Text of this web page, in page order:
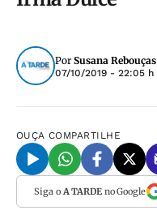
Por Susana Rebouças
07/10/2019 - 22:05 h
OUÇA COMPARTILHE
Siga o A TARDEno Google